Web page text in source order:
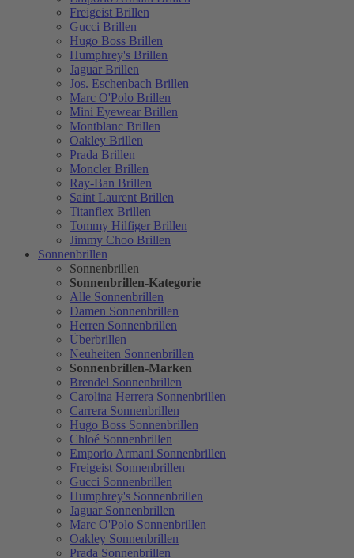
Freigeist Brillen
Gucci Brillen
Hugo Boss Brillen
Humphrey's Brillen
Jaguar Brillen
Jos. Eschenbach Brillen
Marc O'Polo Brillen
Mini Eyewear Brillen
Montblanc Brillen
Oakley Brillen
Prada Brillen
Moncler Brillen
Ray-Ban Brillen
Saint Laurent Brillen
Titanflex Brillen
Tommy Hilfiger Brillen
Jimmy Choo Brillen
Sonnenbrillen
Sonnenbrillen
Sonnenbrillen-Kategorie
Alle Sonnenbrillen
Damen Sonnenbrillen
Herren Sonnenbrillen
Überbrillen
Neuheiten Sonnenbrillen
Sonnenbrillen-Marken
Brendel Sonnenbrillen
Carolina Herrera Sonnenbrillen
Carrera Sonnenbrillen
Hugo Boss Sonnenbrillen
Chloé Sonnenbrillen
Emporio Armani Sonnenbrillen
Freigeist Sonnenbrillen
Gucci Sonnenbrillen
Humphrey's Sonnenbrillen
Jaguar Sonnenbrillen
Marc O'Polo Sonnenbrillen
Oakley Sonnenbrillen
Prada Sonnenbrillen